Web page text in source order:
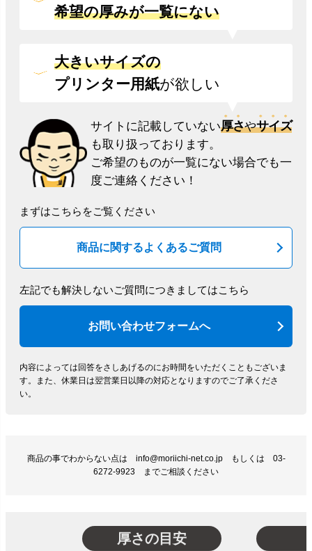
希望の厚みが一覧にない
大きいサイズの
プリンター用紙が欲しい
サイトに記載していない厚さやサイズ
も取り扱っております。
ご希望のものが一覧にない場合でも一
度ご連絡ください！
まずはこちらをご覧ください
商品に関するよくあるご質問
左記でも解決しないご質問につきましてはこちら
お問い合わせフォームへ
内容によっては回答をさしあげるのにお時間をいただくこともございま
す。
また、休業日は翌営業日以降の対応となりますのでご了承くださ
い。
商品の事でわからない点は info@moriichi-net.co.jp もしくは 03-
6272-9923 までご相談ください
厚さの目安